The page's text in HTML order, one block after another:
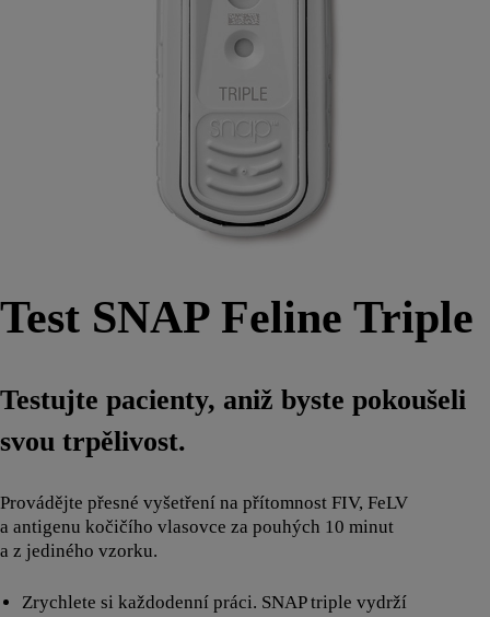
Test SNAP Feline Triple
Testujte pacienty, aniž byste pokoušeli
svou trpělivost.
Provádějte přesné vyšetření na přítomnost FIV, FeLV
a antigenu kočičího vlasovce za pouhých 10 minut
a z jediného vzorku.
Zrychlete si každodenní práci. SNAP triple vydrží